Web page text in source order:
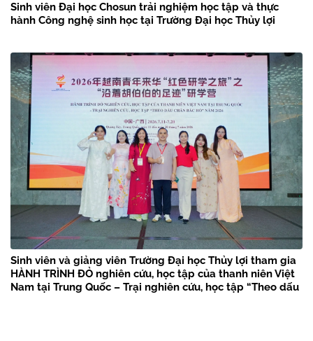
Sinh viên Đại học Chosun trải nghiệm học tập và thực
hành Công nghệ sinh học tại Trường Đại học Thủy lợi
Sinh viên và giảng viên Trường Đại học Thủy lợi tham gia
HÀNH TRÌNH ĐỎ nghiên cứu, học tập của thanh niên Việt
Nam tại Trung Quốc – Trại nghiên cứu, học tập “Theo dấu